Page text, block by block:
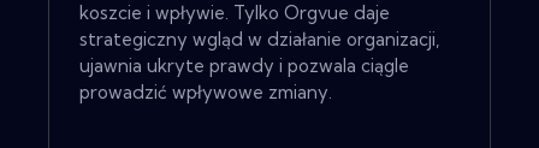
koszcie i wpływie. Tylko Orgvue daje
strategiczny wgląd w działanie organizacji,
ujawnia ukryte prawdy i pozwala ciągle
prowadzić wpływowe zmiany.